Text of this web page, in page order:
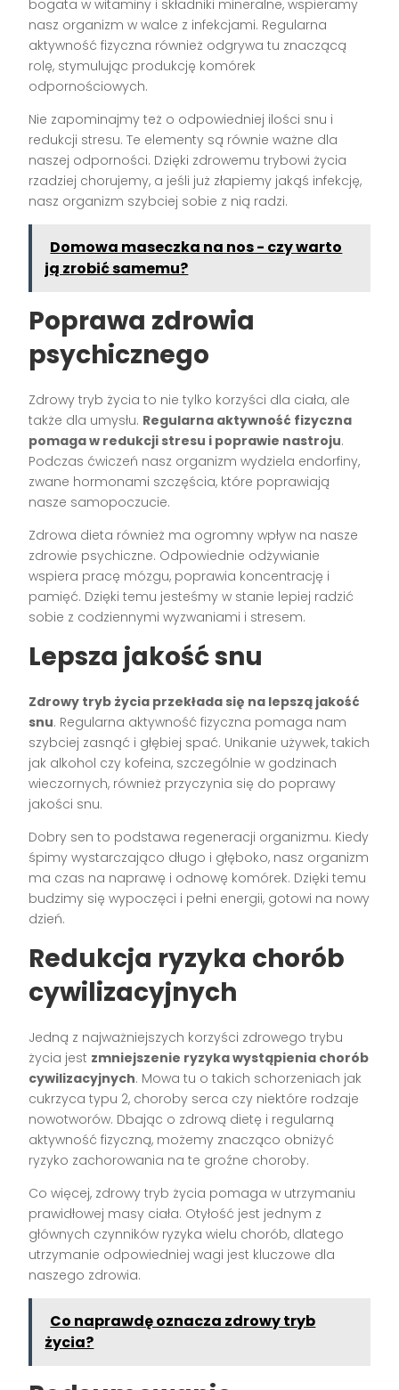
bogata w witaminy i składniki mineralne, wspieramy
nasz organizm w walce z infekcjami. Regularna
aktywność fizyczna również odgrywa tu znaczącą
rolę, stymulując produkcję komórek
odpornościowych.
Nie zapominajmy też o odpowiedniej ilości snu i
redukcji stresu. Te elementy są równie ważne dla
naszej odporności. Dzięki zdrowemu trybowi życia
rzadziej chorujemy, a jeśli już złapiemy jakąś infekcję,
nasz organizm szybciej sobie z nią radzi.
Domowa maseczka na nos - czy warto
ją zrobić samemu?
Poprawa zdrowia
psychicznego
Zdrowy tryb życia to nie tylko korzyści dla ciała, ale
także dla umysłu. Regularna aktywność fizyczna
pomaga w redukcji stresu i poprawie nastroju.
Podczas ćwiczeń nasz organizm wydziela endorfiny,
zwane hormonami szczęścia, które poprawiają
nasze samopoczucie.
Zdrowa dieta również ma ogromny wpływ na nasze
zdrowie psychiczne. Odpowiednie odżywianie
wspiera pracę mózgu, poprawia koncentrację i
pamięć. Dzięki temu jesteśmy w stanie lepiej radzić
sobie z codziennymi wyzwaniami i stresem.
Lepsza jakość snu
Zdrowy tryb życia przekłada się na lepszą jakość
snu. Regularna aktywność fizyczna pomaga nam
szybciej zasnąć i głębiej spać. Unikanie używek, takich
jak alkohol czy kofeina, szczególnie w godzinach
wieczornych, również przyczynia się do poprawy
jakości snu.
Dobry sen to podstawa regeneracji organizmu. Kiedy
śpimy wystarczająco długo i głęboko, nasz organizm
ma czas na naprawę i odnowę komórek. Dzięki temu
budzimy się wypoczęci i pełni energii, gotowi na nowy
dzień.
Redukcja ryzyka chorób
cywilizacyjnych
Jedną z najważniejszych korzyści zdrowego trybu
życia jest zmniejszenie ryzyka wystąpienia chorób
cywilizacyjnych. Mowa tu o takich schorzeniach jak
cukrzyca typu 2, choroby serca czy niektóre rodzaje
nowotworów. Dbając o zdrową dietę i regularną
aktywność fizyczną, możemy znacząco obniżyć
ryzyko zachorowania na te groźne choroby.
Co więcej, zdrowy tryb życia pomaga w utrzymaniu
prawidłowej masy ciała. Otyłość jest jednym z
głównych czynników ryzyka wielu chorób, dlatego
utrzymanie odpowiedniej wagi jest kluczowe dla
naszego zdrowia.
Co naprawdę oznacza zdrowy tryb
życia?